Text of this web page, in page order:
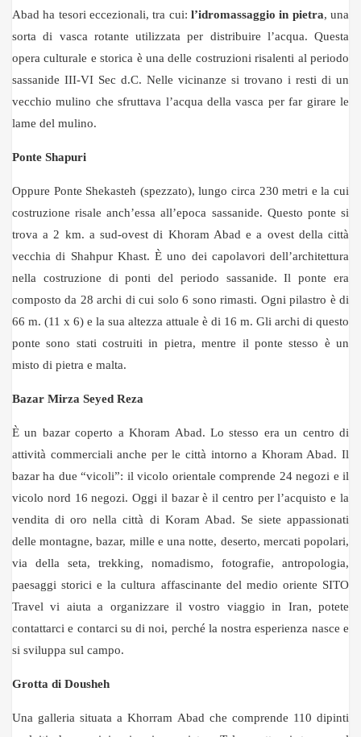
Abad ha tesori eccezionali, tra cui: l’idromassaggio in pietra, una
sorta di vasca rotante utilizzata per distribuire l’acqua. Questa
opera culturale e storica è una delle costruzioni risalenti al periodo
sassanide III-VI Sec d.C. Nelle vicinanze si trovano i resti di un
vecchio mulino che sfruttava l’acqua della vasca per far girare le
lame del mulino.
Ponte Shapuri
Oppure Ponte Shekasteh (spezzato), lungo circa 230 metri e la cui
costruzione risale anch’essa all’epoca sassanide. Questo ponte si
trova a 2 km. a sud-ovest di Khoram Abad e a ovest della città
vecchia di Shahpur Khast. È uno dei capolavori dell’architettura
nella costruzione di ponti del periodo sassanide. Il ponte era
composto da 28 archi di cui solo 6 sono rimasti. Ogni pilastro è di
66 m. (11 x 6) e la sua altezza attuale è di 16 m. Gli archi di questo
ponte sono stati costruiti in pietra, mentre il ponte stesso è un
misto di pietra e malta.
Bazar Mirza Seyed Reza
È un bazar coperto a Khoram Abad. Lo stesso era un centro di
attività commerciali anche per le città intorno a Khoram Abad. Il
bazar ha due “vicoli”: il vicolo orientale comprende 24 negozi e il
vicolo nord 16 negozi. Oggi il bazar è il centro per l’acquisto e la
vendita di oro nella città di Koram Abad. Se siete appassionati
delle montagne, bazar, mille e una notte, deserto, mercati popolari,
via della seta, trekking, nomadismo, fotografie, antropologia,
paesaggi storici e la cultura affascinante del medio oriente SITO
Travel vi aiuta a organizzare il vostro viaggio in Iran, potete
contattarci e contarci su di noi, perché la nostra esperienza nasce e
si sviluppa sul campo.
Grotta di Dousheh
Una galleria situata a Khorram Abad che comprende 110 dipinti